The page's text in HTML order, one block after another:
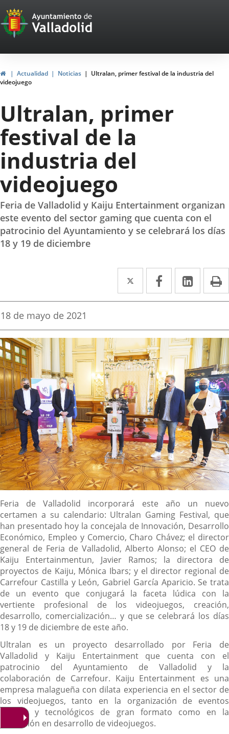
Portal
Web
del
Ayuntamiento
de
Valladolid
HomeActualidad Noticias
Ultralan, primer festival de la industria del
videojuego
Ultralan, primer
festival de la
industria del
videojuego
Feria de Valladolid y Kaiju Entertainment organizan
este evento del sector gaming que cuenta con el
patrocinio del Ayuntamiento y se celebrará los días
18 y 19 de diciembre
Twitter
Enlace
a
aplicación
externa.
Facebook
Enlace
a
aplicación
externa.
Enlace
a
Fecha
la
noticia
18 de mayo de 2021
Descripción
Feria de Valladolid incorporará este año un nuevo
certamen a su calendario: Ultralan Gaming Festival, que
han presentado hoy la concejala de Innovación, Desarrollo
Económico, Empleo y Comercio, Charo Chávez; el director
general de Feria de Valladolid, Alberto Alonso; el CEO de
Kaiju Entertainmentun, Javier Ramos; la directora de
proyectos de Kaiju, Mónica Ibars; y el director regional de
Carrefour Castilla y León, Gabriel García Aparicio. Se trata
de un evento que conjugará la faceta lúdica con la
vertiente profesional de los videojuegos, creación,
desarrollo, comercialización… y que se celebrará los días
18 y 19 de diciembre de este año.
Ultralan es un proyecto desarrollado por Feria de
Valladolid y Kaiju Entertainment que cuenta con el
patrocinio del Ayuntamiento de Valladolid y la
colaboración de Carrefour. Kaiju Entertainment es una
empresa malagueña con dilata experiencia en el sector de
los videojuegos, tanto en la organización de eventos
gaming y tecnológicos de gran formato como en la
formación en desarrollo de videojuegos.